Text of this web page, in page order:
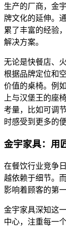
生产的厂商，金
牌文化的延伸。
累了丰富的经验
解决方案。
无论是快餐店、
根据品牌定位和
价值的桌椅。例
上与汉堡王的座
考量，比如可调
时感受到更多的
金宇家具：用
在餐饮行业竞争
越依赖于细节。
影响着顾客的第
金宇家具深知这
中心，注重每一